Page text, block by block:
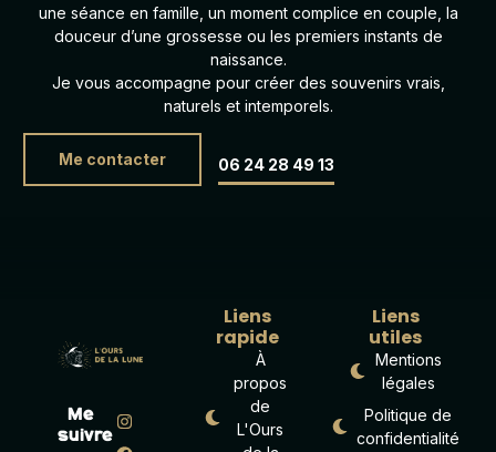
une séance en famille, un moment complice en couple, la
douceur d’une grossesse ou les premiers instants de
naissance.
Je vous accompagne pour créer des souvenirs vrais,
naturels et intemporels.
Me contacter 06 24 28 49 13
Me
suivre
Liens
rapide
À
propos
de
L'Ours
Liens
utiles
Mentions
légales
Politique de
confidentialité